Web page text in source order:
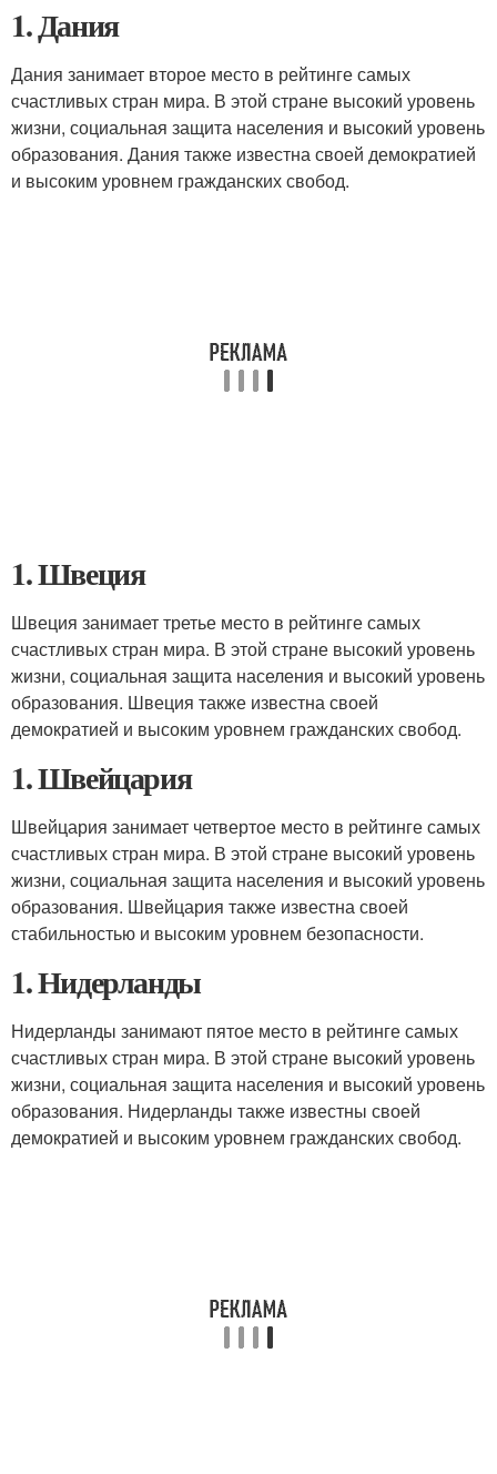
1. Дания
Дания занимает второе место в рейтинге самых
счастливых стран мира. В этой стране высокий уровень
жизни, социальная защита населения и высокий уровень
образования. Дания также известна своей демократией
и высоким уровнем гражданских свобод.
1. Швеция
Швеция занимает третье место в рейтинге самых
счастливых стран мира. В этой стране высокий уровень
жизни, социальная защита населения и высокий уровень
образования. Швеция также известна своей
демократией и высоким уровнем гражданских свобод.
1. Швейцария
Швейцария занимает четвертое место в рейтинге самых
счастливых стран мира. В этой стране высокий уровень
жизни, социальная защита населения и высокий уровень
образования. Швейцария также известна своей
стабильностью и высоким уровнем безопасности.
1. Нидерланды
Нидерланды занимают пятое место в рейтинге самых
счастливых стран мира. В этой стране высокий уровень
жизни, социальная защита населения и высокий уровень
образования. Нидерланды также известны своей
демократией и высоким уровнем гражданских свобод.